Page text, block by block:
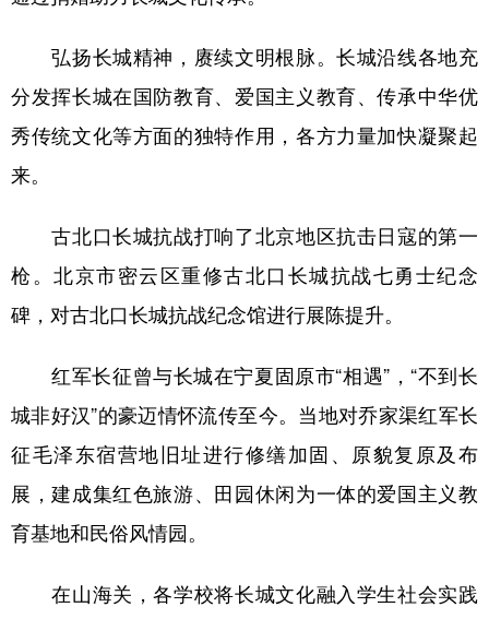
弘扬长城精神，赓续文明根脉。长城沿线各地充
分发挥长城在国防教育、爱国主义教育、传承中华优
秀传统文化等方面的独特作用，各方力量加快凝聚起
来。
古北口长城抗战打响了北京地区抗击日寇的第一
枪。北京市密云区重修古北口长城抗战七勇士纪念
碑，对古北口长城抗战纪念馆进行展陈提升。
红军长征曾与长城在宁夏固原市“相遇”，“不到长
城非好汉”的豪迈情怀流传至今。当地对乔家渠红军长
征毛泽东宿营地旧址进行修缮加固、原貌复原及布
展，建成集红色旅游、田园休闲为一体的爱国主义教
育基地和民俗风情园。
在山海关，各学校将长城文化融入学生社会实践